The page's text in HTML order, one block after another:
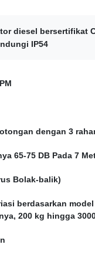
diesel bersertifikat
IP54
dengan 3
65-75 DB Pada 7
Bolak-balik)
berdasarkan model
200 kg hingga